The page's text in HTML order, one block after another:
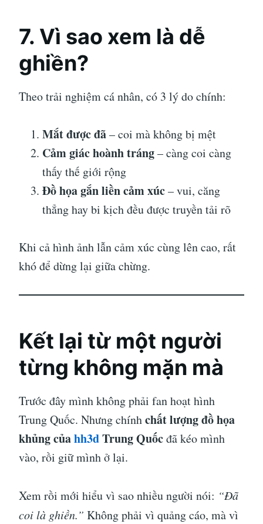
7. Vì sao xem là dễ
ghiền?
Theo trải nghiệm cá nhân, có 3 lý do chính:
Mắt được đã– coi mà không bị mệt
Cảm giác hoành tráng– càng coi càng
thấy thế giới rộng
Đồ họa gắn liền cảm xúc– vui, căng
thẳng hay bi kịch đều được truyền tải rõ
Khi cả hình ảnh lẫn cảm xúc cùng lên cao, rất
khó để dừng lại giữa chừng.
Kết lại từ một người
từng không mặn mà
Trước đây mình không phải fan hoạt hình
Trung Quốc. Nhưng chínhchất lượng đồ họa
khủng củahh3dTrung Quốcđã kéo mình
vào, rồi giữ mình ở lại.
Xem rồi mới hiểu vì sao nhiều người nói: “Đã
coi là ghiền.” Không phải vì quảng cáo, mà vì